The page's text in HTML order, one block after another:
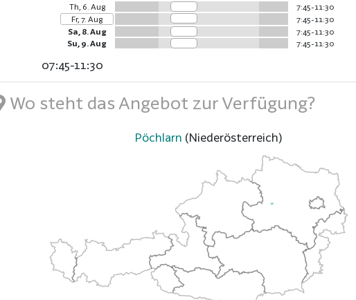
Th, 6. Aug
7:45-11:30
Fr, 7. Aug
7:45-11:30
Sa, 8. Aug
7:45-11:30
Su, 9. Aug
7:45-11:30
07:45-11:30
Wo steht das Angebot zur Verfügung?
Pöchlarn (Niederösterreich)